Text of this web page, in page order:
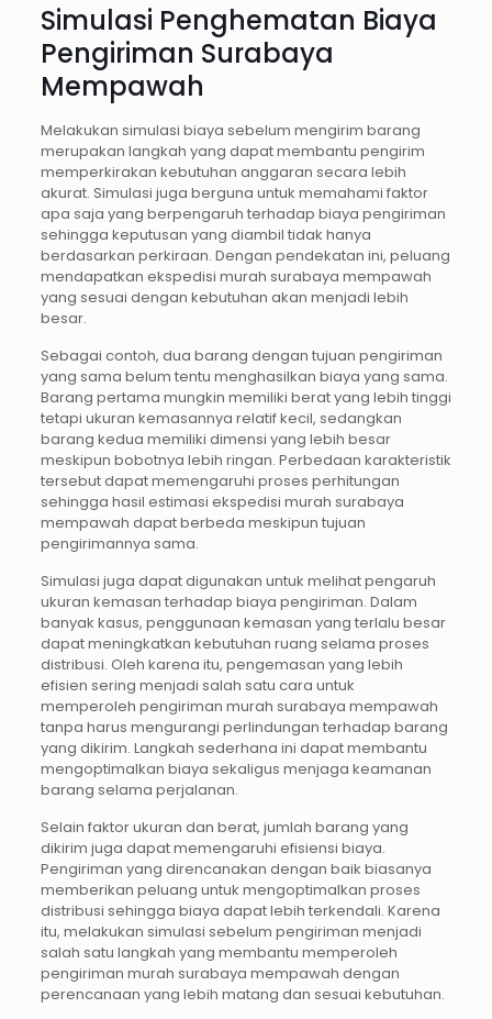
Simulasi Penghematan Biaya
Pengiriman Surabaya
Mempawah
Melakukan simulasi biaya sebelum mengirim barang
merupakan langkah yang dapat membantu pengirim
memperkirakan kebutuhan anggaran secara lebih
akurat. Simulasi juga berguna untuk memahami faktor
apa saja yang berpengaruh terhadap biaya pengiriman
sehingga keputusan yang diambil tidak hanya
berdasarkan perkiraan. Dengan pendekatan ini, peluang
mendapatkan ekspedisi murah surabaya mempawah
yang sesuai dengan kebutuhan akan menjadi lebih
besar.
Sebagai contoh, dua barang dengan tujuan pengiriman
yang sama belum tentu menghasilkan biaya yang sama.
Barang pertama mungkin memiliki berat yang lebih tinggi
tetapi ukuran kemasannya relatif kecil, sedangkan
barang kedua memiliki dimensi yang lebih besar
meskipun bobotnya lebih ringan. Perbedaan karakteristik
tersebut dapat memengaruhi proses perhitungan
sehingga hasil estimasi ekspedisi murah surabaya
mempawah dapat berbeda meskipun tujuan
pengirimannya sama.
Simulasi juga dapat digunakan untuk melihat pengaruh
ukuran kemasan terhadap biaya pengiriman. Dalam
banyak kasus, penggunaan kemasan yang terlalu besar
dapat meningkatkan kebutuhan ruang selama proses
distribusi. Oleh karena itu, pengemasan yang lebih
efisien sering menjadi salah satu cara untuk
memperoleh pengiriman murah surabaya mempawah
tanpa harus mengurangi perlindungan terhadap barang
yang dikirim. Langkah sederhana ini dapat membantu
mengoptimalkan biaya sekaligus menjaga keamanan
barang selama perjalanan.
Selain faktor ukuran dan berat, jumlah barang yang
dikirim juga dapat memengaruhi efisiensi biaya.
Pengiriman yang direncanakan dengan baik biasanya
memberikan peluang untuk mengoptimalkan proses
distribusi sehingga biaya dapat lebih terkendali. Karena
itu, melakukan simulasi sebelum pengiriman menjadi
salah satu langkah yang membantu memperoleh
pengiriman murah surabaya mempawah dengan
perencanaan yang lebih matang dan sesuai kebutuhan.